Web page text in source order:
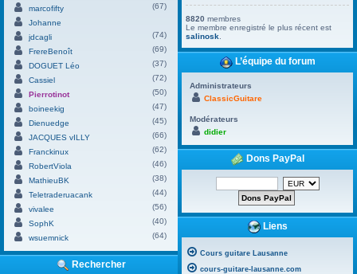
marcofifty
(67)
Johanne
jdcagli
(74)
FrereBenoît
(69)
DOGUET Léo
(37)
Cassiel
(72)
Pierrotinot
(50)
boineekig
(47)
Dienuedge
(45)
JACQUES vILLY
(66)
Franckinux
(62)
RobertViola
(46)
MathieuBK
(38)
Teletraderuacank
(44)
vivalee
(56)
SophK
(40)
wsuemnick
(64)
Rechercher
8820 membres
Le membre enregistré le plus récent est
salinosk
L’équipe du forum
Administrateurs
ClassicGuitare
Modérateurs
didier
Dons PayPal
Liens
Cours guitare Lausanne
cours-guitare-lausanne.com